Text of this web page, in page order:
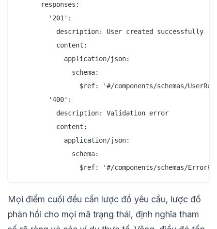
      responses:
        '201':
          description: User created successfully
          content:
            application/json:
              schema:
$ref: '#/components/schemas/
        '400':
          description: Validation error
          content:
            application/json:
              schema:
Mọi điểm cuối đều cần lược đồ yêu cầu, lược đồ
phản hồi cho mọi mã trạng thái, định nghĩa tham